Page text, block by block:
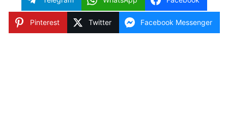
Pinterest Twitter Facebook Messenger